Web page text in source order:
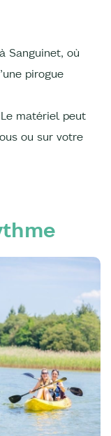
Sanguinet, où
pirogue
matériel peut
ou sur votre